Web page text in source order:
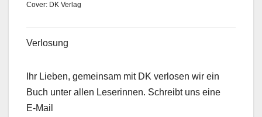
Cov­er: DK Ver­lag
Ver­losung
Ihr Lieben, gemein­sam mit DK ver­losen wir ein
Buch unter allen Leserin­nen. Schreibt uns eine
E‑Mail